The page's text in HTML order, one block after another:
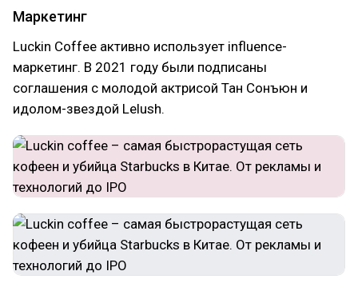
Маркетинг
Luckin Coffee активно использует influence-
маркетинг. В 2021 году были подписаны
соглашения с молодой актрисой Тан Сонъюн и
идолом-звездой Lelush.